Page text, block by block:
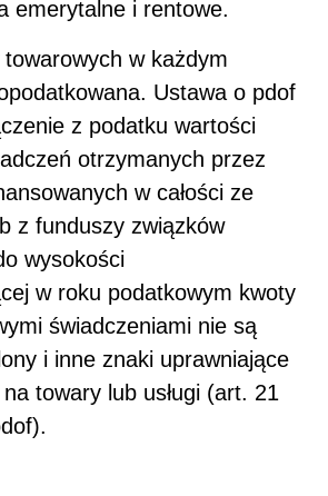
emerytalne i rentowe.
w każdym
Ustawa o pdof
z podatku wartości
otrzymanych przez
w całości ze
z funduszy związków
wysokości
w roku podatkowym kwoty
świadczeniami nie są
i inne znaki uprawniające
towary lub usługi (art. 21